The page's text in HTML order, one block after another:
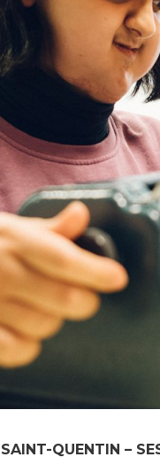
SAINT-QUENTIN –